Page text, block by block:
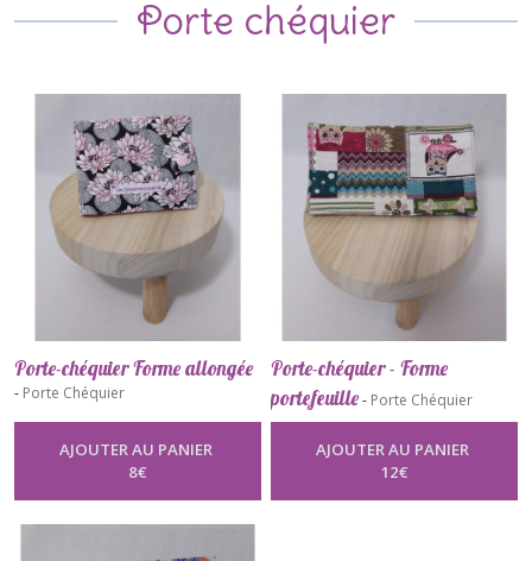
Porte chéquier
Porte-chéquier Forme allongée
- Porte Chéquier
AJOUTER AU PANIER
8€
Porte-chéquier - Forme
portefeuille- Porte Chéquier
AJOUTER AU PANIER
12€